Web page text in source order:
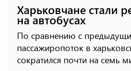
Харьковчане стали
на автобусах
По сравнению с
пассажиропоток в
сократился почти на семь